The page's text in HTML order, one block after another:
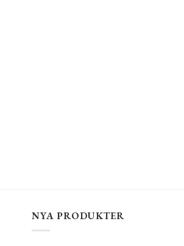
NYA PRODUKTER